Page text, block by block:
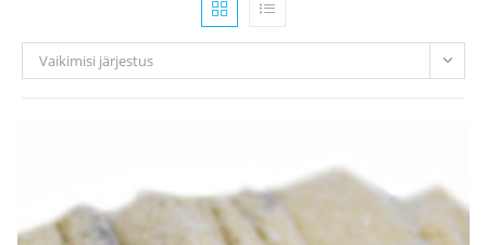
Vaikimisi järjestus